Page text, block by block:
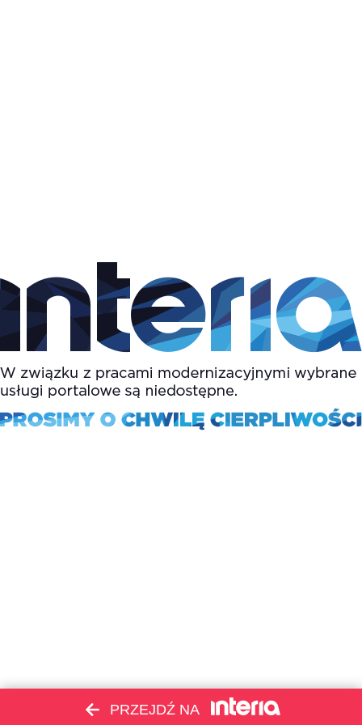
PRZEJDŹ NA